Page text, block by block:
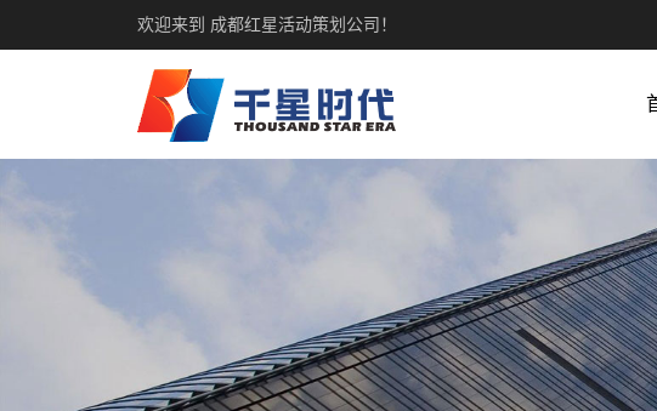
欢迎来到 成都红星活动策划公司！